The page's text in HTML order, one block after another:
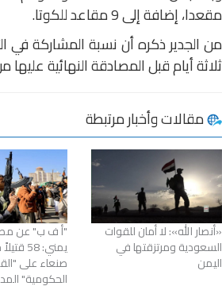
مقعدا، إضافة إلى 9 مقاعد للكوتا.
ثلاثة أيام قبل المصادقة النهائية عليها
مقالات وأخبار مرتبطة
«أنصار الله»: لا أمان للقوات
السعودية ومرتزقتها في
اليمن
"أ ف ب" عن
يمني:
صنعاء على
الحكومية"